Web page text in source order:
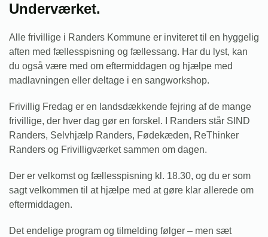
Underværket.
Alle frivillige i Randers Kommune er inviteret til en hyggelig
aften med fællesspisning og fællessang. Har du lyst, kan
du også være med om eftermiddagen og hjælpe med
madlavningen eller deltage i en sangworkshop.
Frivillig Fredag er en landsdækkende fejring af de mange
frivillige, der hver dag gør en forskel. I Randers står SIND
Randers, Selvhjælp Randers, Fødekæden, ReThinker
Randers og Frivilligværket sammen om dagen.
Der er velkomst og fællesspisning kl. 18.30, og du er som
sagt velkommen til at hjælpe med at gøre klar allerede om
eftermiddagen.
Det endelige program og tilmelding følger – men sæt